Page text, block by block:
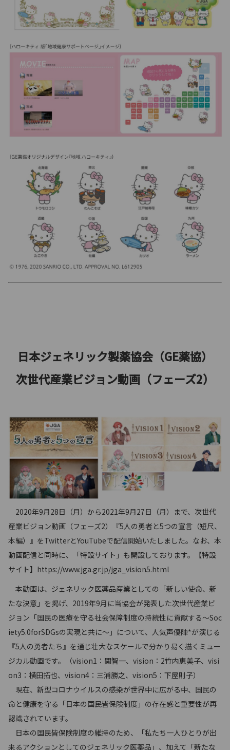
日本ジェネリック製薬協会（GE薬協）
次世代産業ビジョン動画（フェーズ2）
2020年9月28日（月）から2021年9月27日（月）まで、次世代
産業ビジョン動画（フェーズ2）『5人の勇者と5つの宣言（短尺、
本編）』をTwitterとYouTubeで配信開始いたしました。なお、本
動画配信と同時に、「特設サイト」も開設しております。【特設
サイト】https://www.jga.gr.jp/jga_vision5.html
本動画は、ジェネリック医薬品産業としての「新しい使命、新
たな決意」を掲げ、2019年9月に当協会が発表した次世代産業ビ
ジョン「国民の医療を守る社会保障制度の持続性に貢献する～Soc
iety5.0forSDGsの実現と共に～」について、人気声優陣*が演じる
『5人の勇者たち』を通じ壮大なスケールで分かり易く描くミュー
ジカル動画です。（vision1：関智一、vision：2竹内恵美子、visi
on3：横田拓也、vision4：三浦勝之、vision5：下屋則子）
現在、新型コロナウイルスの感染が世界中に広がる中、国民の
命と健康を守る「日本の国民皆保険制度」の存在感と重要性が再
認識されています。
日本の国民皆保険制度の維持のため、「私たち一人ひとりが出
来るアクションとしてのジェネリック医薬品」、加えて「新たな